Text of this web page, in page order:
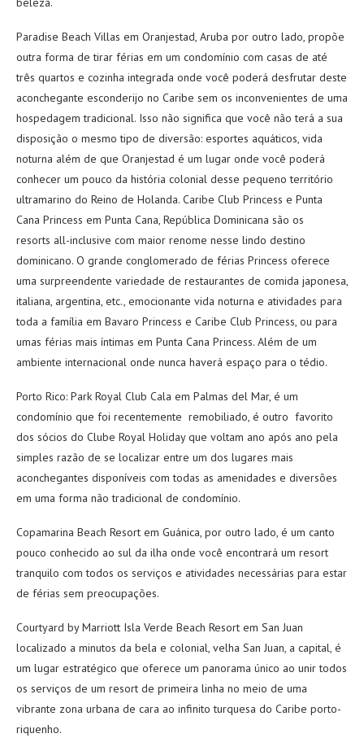
Paradise Beach Villas em Oranjestad, Aruba por outro lado, propõe
outra forma de tirar férias em um condomínio com casas de até
três quartos e cozinha integrada onde você poderá desfrutar deste
aconchegante esconderijo no Caribe sem os inconvenientes de uma
hospedagem tradicional. Isso não significa que você não terá a sua
disposição o mesmo tipo de diversão: esportes aquáticos, vida
noturna além de que Oranjestad é um lugar onde você poderá
conhecer um pouco da história colonial desse pequeno território
ultramarino do Reino de Holanda. Caribe Club Princess e Punta
Cana Princess em Punta Cana, República Dominicana são os
resorts all-inclusive com maior renome nesse lindo destino
dominicano. O grande conglomerado de férias Princess oferece
uma surpreendente variedade de restaurantes de comida japonesa,
italiana, argentina, etc., emocionante vida noturna e atividades para
toda a família em Bavaro Princess e Caribe Club Princess, ou para
umas férias mais íntimas em Punta Cana Princess. Além de um
ambiente internacional onde nunca haverá espaço para o tédio.
Porto Rico: Park Royal Club Cala em Palmas del Mar, é um
condomínio que foi recentemente remobiliado, é outro favorito
dos sócios do Clube Royal Holiday que voltam ano após ano pela
simples razão de se localizar entre um dos lugares mais
aconchegantes disponíveis com todas as amenidades e diversões
em uma forma não tradicional de condomínio.
Copamarina Beach Resort em Guánica, por outro lado, é um canto
pouco conhecido ao sul da ilha onde você encontrará um resort
tranquilo com todos os serviços e atividades necessárias para estar
de férias sem preocupações.
Courtyard by Marriott Isla Verde Beach Resort em San Juan
localizado a minutos da bela e colonial, velha San Juan, a capital, é
um lugar estratégico que oferece um panorama único ao unir todos
os serviços de um resort de primeira linha no meio de uma
vibrante zona urbana de cara ao infinito turquesa do Caribe porto-
riquenho.